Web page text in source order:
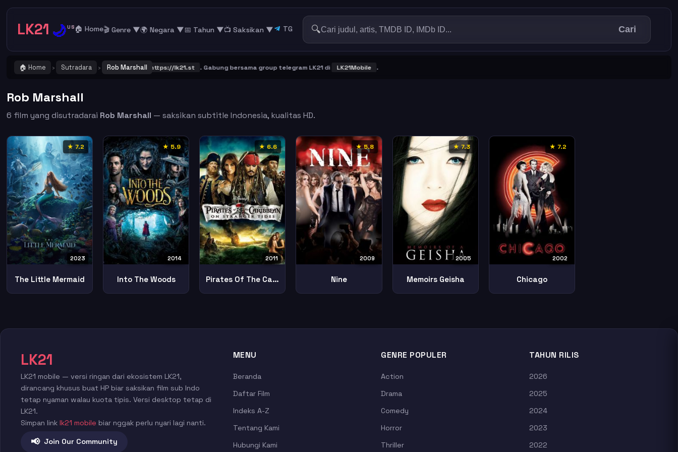
LK21 🌙US 🏠 Home🎬 Genre ▼🌍 Negara ▼📅 Tahun ▼📺 Saksikan ▼ TG 🔍 Cari
🏠 Home › Sutradara › Rob Marshall
! Catat dan Bookmark alamat URL LK21 https://lk21.st . Gabung bersama group telegram LK21 di LK21Mobile .
Rob Marshall
6 film yang disutradarai Rob Marshall — saksikan subtitle Indonesia, kualitas HD.
★ 7.2
2023
The Little Mermaid
★ 5.9
2014
Into The Woods
★ 6.6
2011
Pirates Of The Caribbean On Stranger Tides
★ 5.8
2009
Nine
★ 7.3
2005
Memoirs Geisha
★ 7.2
2002
Chicago
LK21
LK21 mobile — versi ringan dari ekosistem LK21,
dirancang khusus buat HP biar saksikan film sub Indo
tetap nyaman walau kuota tipis. Versi desktop tetap di
LK21.
Simpan link lk21 mobile biar nggak perlu nyari lagi nanti.
📢 Join Our Community
MENU
Beranda
Daftar Film
Indeks A-Z
Tentang Kami
Hubungi Kami
GENRE POPULER
Action
Drama
Comedy
Horror
Thriller
TAHUN RILIS
2026
2025
2024
2023
2022